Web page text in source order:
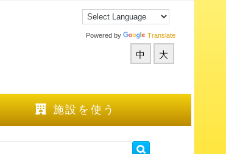
Powered by Translate
中 大
施設を使う